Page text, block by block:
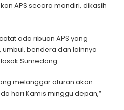
APS secara mandiri, dikasih
ada ribuan APS yang
bendera dan lainnya
Sumedang.
melanggar aturan akan
hari Kamis minggu depan,”